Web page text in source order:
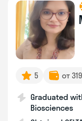
5 от
Graduated
Biosciences